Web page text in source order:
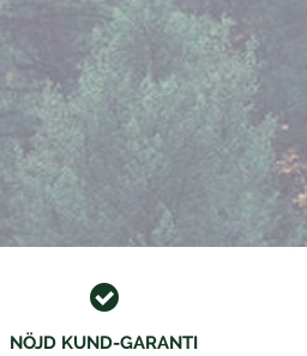
NÖJD KUND-GARANTI